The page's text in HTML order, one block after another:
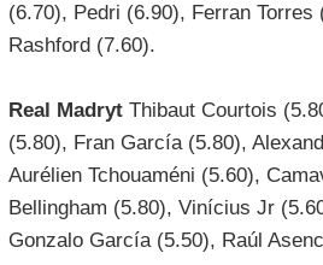
(6.70), Pedri (6.90), Ferran Torres
Rashford (7.60).
Real MadrytThibaut Courtois
(5.80), Fran García (5.80),
Aurélien Tchouaméni (5.60),
Bellingham (5.80), Vinícius Jr
Gonzalo García (5.50), Raúl